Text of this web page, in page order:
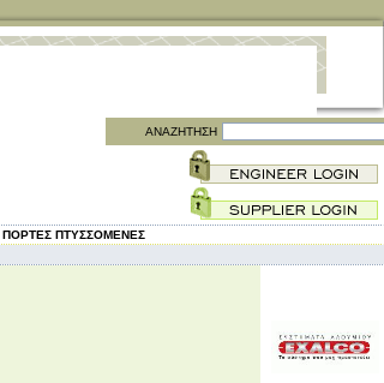
ΑΝΑΖΗΤΗΣΗ
ΠΟΡΤΕΣ ΠΤΥΣΣΟΜΕΝΕΣ